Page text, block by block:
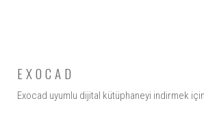
EXOCAD
Exocad uyumlu dijital kütüphaneyi indirmek için